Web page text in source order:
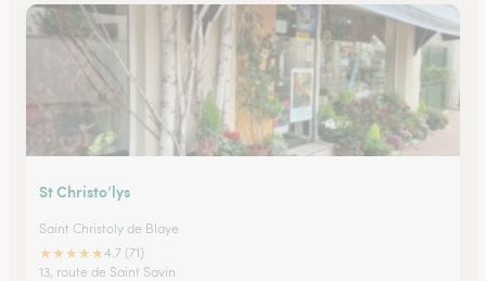
St Christo’lys
Saint Christoly de Blaye
★★★★★4.7 (71)
13, route de Saint Savin